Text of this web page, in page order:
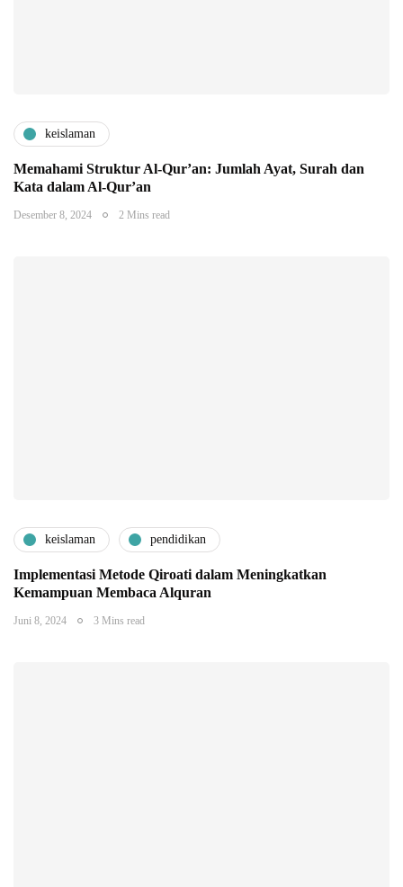
keislaman
Memahami Struktur Al-Qur’an: Jumlah Ayat, Surah dan
Kata dalam Al-Qur’an
Desember 8, 2024 2 Mins read
keislaman pendidikan
Implementasi Metode Qiroati dalam Meningkatkan
Kemampuan Membaca Alquran
Juni 8, 2024 3 Mins read